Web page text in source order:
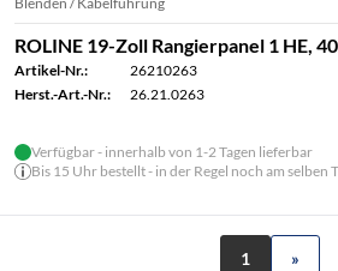
ROLINE 19-Zoll Rangierpanel 1 HE,
Artikel-Nr.:
26210263
Herst.-Art.-Nr.:
26.21.0263
Verfügbar - innerhalb von 1-2 Tagen lieferbar
Bis 15 Uhr bestellt - in der Regel noch am selben
1 »